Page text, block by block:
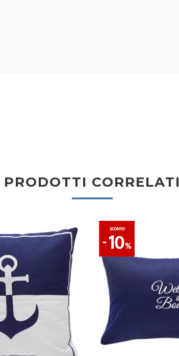
PRODOTTI CORRELATI